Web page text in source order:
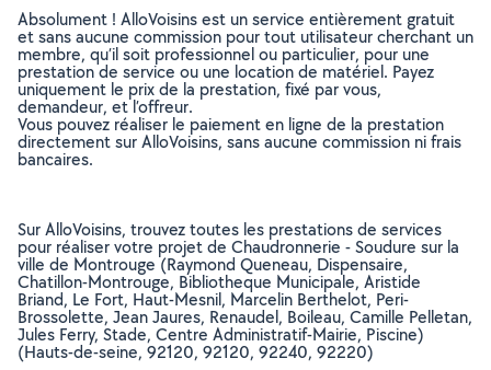
Absolument ! AlloVoisins est un service entièrement gratuit
et sans aucune commission pour tout utilisateur cherchant un
membre, qu’il soit professionnel ou particulier, pour une
prestation de service ou une location de matériel. Payez
uniquement le prix de la prestation, fixé par vous,
demandeur, et l’offreur.
Vous pouvez réaliser le paiement en ligne de la prestation
directement sur AlloVoisins, sans aucune commission ni frais
bancaires.
Sur AlloVoisins, trouvez toutes les prestations de services
pour réaliser votre projet de Chaudronnerie - Soudure sur la
ville de Montrouge (Raymond Queneau, Dispensaire,
Chatillon-Montrouge, Bibliotheque Municipale, Aristide
Briand, Le Fort, Haut-Mesnil, Marcelin Berthelot, Peri-
Brossolette, Jean Jaures, Renaudel, Boileau, Camille Pelletan,
Jules Ferry, Stade, Centre Administratif-Mairie, Piscine)
(Hauts-de-seine, 92120, 92120, 92240, 92220)